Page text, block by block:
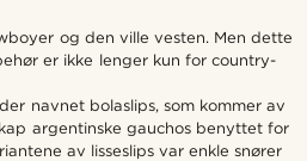
og den ville vesten. Men dette
er ikke lenger kun for country-
navnet bolaslips, som kommer av
argentinske gauchos benyttet for
av lisseslips var enkle snører